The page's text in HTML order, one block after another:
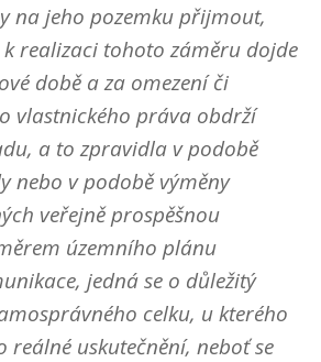
na jeho pozemku přijmout,
realizaci tohoto záměru dojde
době a za omezení či
vlastnického práva obdrží
a to zpravidla v podobě
nebo v podobě výměny
veřejně prospěšnou
územního plánu
jedná se o důležitý
celku, u kterého
reálné uskutečnění, neboť se